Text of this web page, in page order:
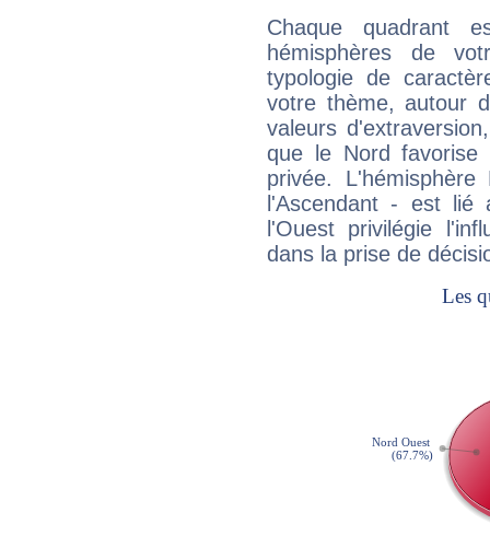
Chaque quadrant
hémisphères de
typologie de
votre thème, autour
valeurs
que le Nord favorise
privée.
l'Ascendant - est
l'Ouest privilégie
dans la prise de